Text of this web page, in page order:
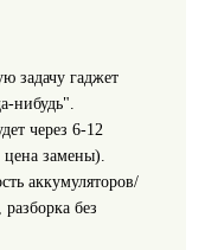
задачу гаджет
нибудь".
через 6-12
цена замены).
аккумуляторов/
без